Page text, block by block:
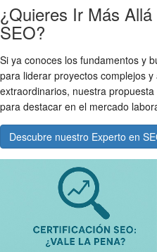
¿Quieres Ir Más
SEO?
Si ya conoces los fundamentos y
para liderar proyectos complejos
extraordinarios, nuestra
para destacar en el mercado
Descubre nuestro Experto en